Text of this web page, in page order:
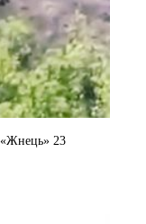
«Жнець» 23